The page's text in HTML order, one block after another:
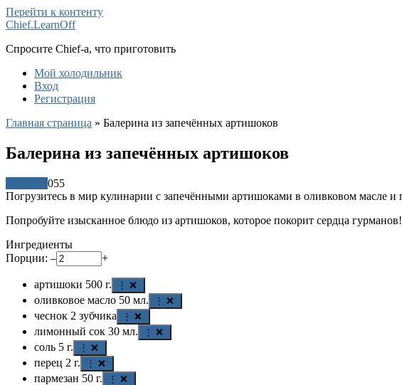
Перейти к контенту
Chief.LearnOff
Спросите Chief-а, что приготовить
Мой холодильник
Вход
Регистрация
Главная страница » Балерина из запечённых артишоков
Балерина из запечённых артишоков
055
Погрузитесь в мир кулинарии с запечёнными артишоками в оливковом масле и
Попробуйте изысканное блюдо из артишоков, которое покорит сердца
Ингредиенты
Порции: – +
артишоки 500 г. ⋮ ❌
оливковое масло 50 мл. ⋮ ❌
чеснок 2 зубчика ⋮ ❌
лимонный сок 30 мл. ⋮ ❌
соль 5 г. ⋮ ❌
перец 2 г. ⋮ ❌
пармезан 50 г. ⋮ ❌